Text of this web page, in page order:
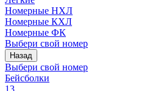
Номерные НХЛ
Номерные КХЛ
Номерные ФК
Выбери свой номер
Назад
Выбери свой номер
Бейсболки
13